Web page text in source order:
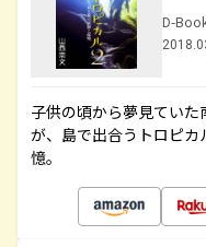
D-
子供の頃から夢見てい
が、島で出合うトロピ
憶。